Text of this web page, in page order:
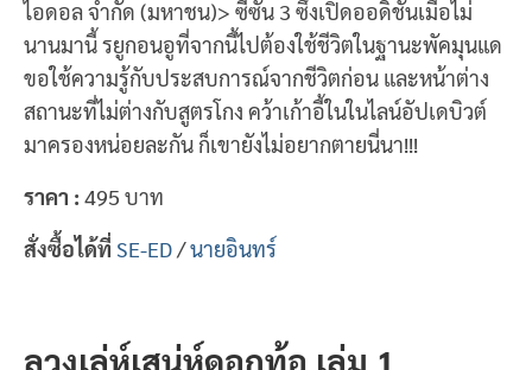
ไอดอล จำกัด (มหาชน)> ซีซัน 3 ซึ่งเปิดออดิชั่นเมื่อไม่
นานมานี้ รยูกอนอูที่จากนี้ไปต้องใช้ชีวิตในฐานะพัคมุนแด
ขอใช้ความรู้กับประสบการณ์จากชีวิตก่อน และหน้าต่าง
สถานะที่ไม่ต่างกับสูตรโกง คว้าเก้าอี้ในในไลน์อัปเดบิวต์
มาครองหน่อยละกัน ก็เขายังไม่อยากตายนี่นา!!!
ราคา : 495 บาท
สั่งซื้อได้ที่ SE-ED /นายอินทร์
ลวงเล่ห์เสน่ห์ดอกท้อ เล่ม 1